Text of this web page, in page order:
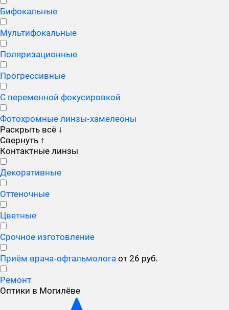
Бифокальные
Мультифокальные
Поляризационные
Прогрессивные
С переменной фокусировкой
Фотохромные линзы‑хамелеоны
Раскрыть всё ↓
Свернуть ↑
Контактные линзы
Декоративные
Оттеночные
Цветные
Срочное изготовление
Приём врача‑офтальмолога от 26 руб.
Ремонт
Оптики в Могилёве